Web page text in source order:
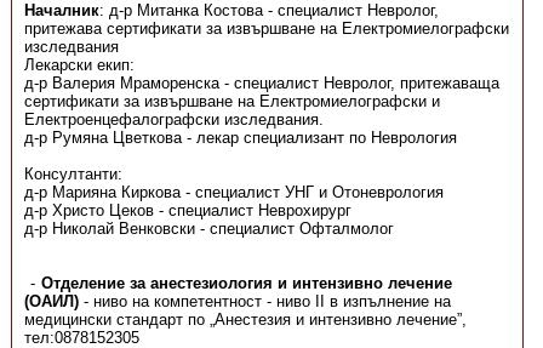
Началник: д-р Митанка Костова - специалист Невролог,
притежава сертификати за извършване на Електромиелографски
изследвания
Лекарски екип:
д-р Валерия Мраморенска - специалист Невролог, притежаваща
сертификати за извършване на Електромиелографски и
Електроенцефалографски изследвания.
д-р Румяна Цветкова - лекар специализант по Неврология
Консултанти:
д-р Марияна Киркова - специалист УНГ и Отоневрология
д-р Христо Цеков - специалист Неврохирург
д-р Николай Венковски - специалист Офталмолог
Отделение за анестезиология и интензивно лечение
(ОАИЛ)- ниво на компетентност - ниво ІІ в изпълнение на
медицински стандарт по „Анестезия и интензивно лечение”,
тел:0878152305